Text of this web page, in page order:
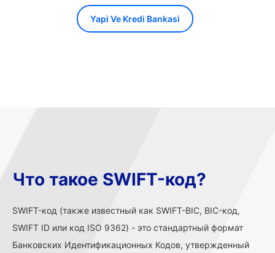
Yapi Ve Kredi Bankasi
Что такое SWIFT-код?
SWIFT-код (также известный как SWIFT-BIC, BIC-код,
SWIFT ID или код ISO 9362) - это стандартный формат
Банковских Идентификационных Кодов, утвержденный